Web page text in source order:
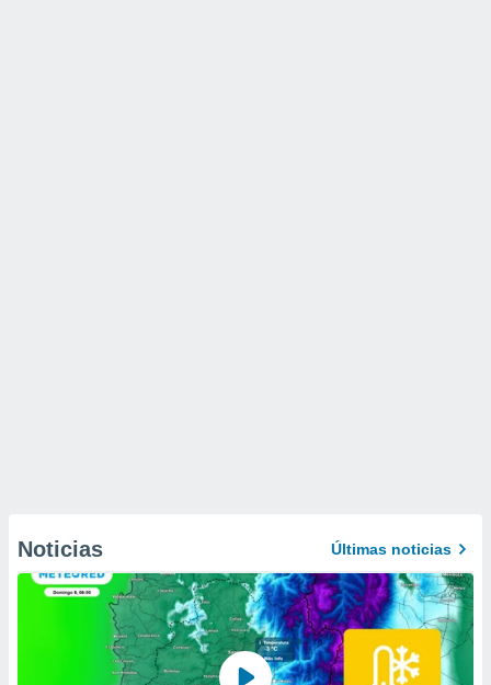
Noticias Últimas noticias